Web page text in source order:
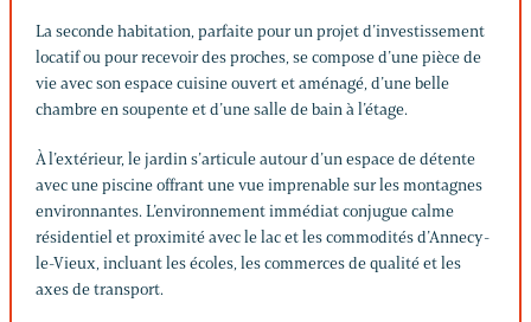
La seconde habitation, parfaite pour un projet d’investissement
locatif ou pour recevoir des proches, se compose d’une pièce de
vie avec son espace cuisine ouvert et aménagé, d’une belle
chambre en soupente et d’une salle de bain à l’étage.
À l’extérieur, le jardin s’articule autour d’un espace de détente
avec une piscine offrant une vue imprenable sur les montagnes
environnantes. L’environnement immédiat conjugue calme
résidentiel et proximité avec le lac et les commodités d’Annecy-
le-Vieux, incluant les écoles, les commerces de qualité et les
axes de transport.